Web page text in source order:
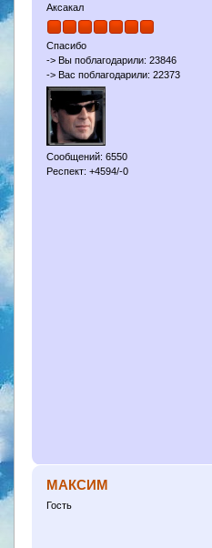
Аксакал
Спасибо
-> Вы поблагодарили: 23846
-> Вас поблагодарили: 22373
Сообщений: 6550
Респект: +4594/-0
МАКСИМ
Гость